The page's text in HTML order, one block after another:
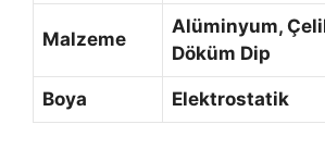
Malzeme
Alüminyum,
Döküm Dip
Boya Elektrostatik